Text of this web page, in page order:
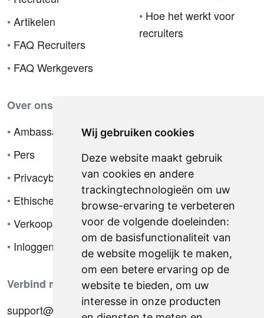
Wij gebruiken cookies
Deze website maakt gebruik
van cookies en andere
trackingtechnologieën om uw
browse-ervaring te verbeteren
voor de volgende doeleinden:
om de basisfunctionaliteit van
de website mogelijk te maken,
om een betere ervaring op de
website te bieden, om uw
interesse in onze producten
•Artikelen
• FAQ Recruiters
• FAQ Werkgevers
• Hoe het werkt voor
recruiters
Over ons
•Ambassador
• Pers
• Privacybeleid
• Ethische code
•Verkoopsvoorwaarden
• Inloggen
Verbind met ons
support@hiringnotes.com